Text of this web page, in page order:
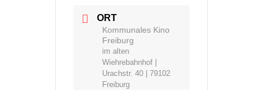
ORT
Kommunales Kino
Freiburg
im alten
Wiehrebahnhof |
Urachstr. 40 | 79102
Freiburg